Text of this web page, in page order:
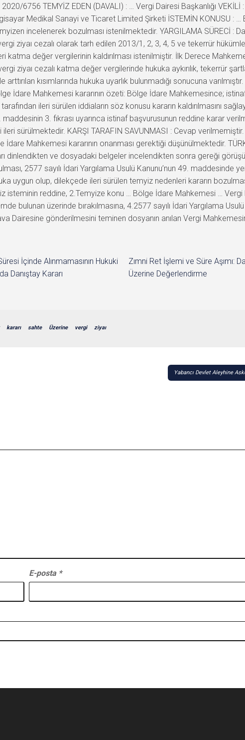
6756 TEMYİZ EDEN (DAVALI) : … Vergi Dairesi Başkanlığı VEKİLİ
Medikal Sanayi ve Ticaret Limited Şirketi İSTEMİN KONUSU :
incelenerek bozulması istenilmektedir. YARGILAMA SÜRECİ :
ziyaı cezalı olarak tarh edilen 2013/1, 2, 3, 4, 5 ve tekerrür
değer vergilerinin kaldırılması istenilmiştir. İlk Derece
ziyaı cezalı katma değer vergilerinde hukuka aykırılık, tekerrür
kısımlarında hukuka uyarlık bulunmadığı sonucuna
İdare Mahkemesi kararının özeti: Bölge İdare Mahkemesince;
ileri sürülen iddiaların söz konusu kararın kaldırılmasını
3. fıkrası uyarınca istinaf başvurusunun reddine karar
ileri sürülmektedir. KARŞI TARAFIN SAVUNMASI : Cevap
Mahkemesi kararının onanması gerektiği düşünülmektedir.
dinlendikten ve dosyadaki belgeler incelendikten sonra gereği
2577 sayılı İdari Yargılama Usulü Kanunu’nun 49. maddesinde
uygun olup, dilekçede ileri sürülen temyiz nedenleri kararın
isteminin reddine, 2.Temyize konu … Bölge İdare Mahkemesi … Vergi
bulunan üzerinde bırakılmasına, 4.2577 sayılı İdari Yargılama
Dairesine gönderilmesini teminen dosyanın anılan Vergi
İçinde Alınmamasının Hukuki
Danıştay Kararı
Zımni Ret İşlemi ve Süre Aşımı:
Üzerine Değerlendirme
kararı sahte Üzerine vergi ziyaı
Yabancı Devlet Aleyhine
E-posta *